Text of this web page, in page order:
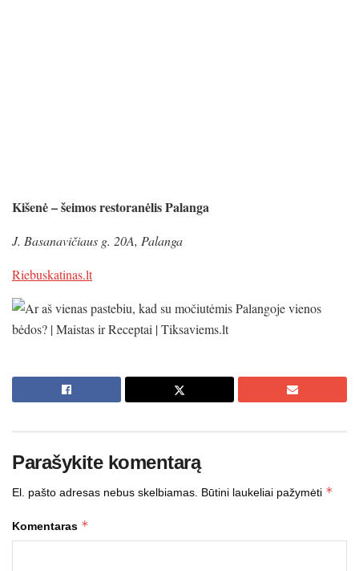
Kišenė – šeimos restoranėlis Palanga
J. Basanavičiaus g. 20A, Palanga
Riebuskatinas.lt
Parašykite komentarą
El. pašto adresas nebus skelbiamas. Būtini laukeliai pažymėti *
Komentaras *